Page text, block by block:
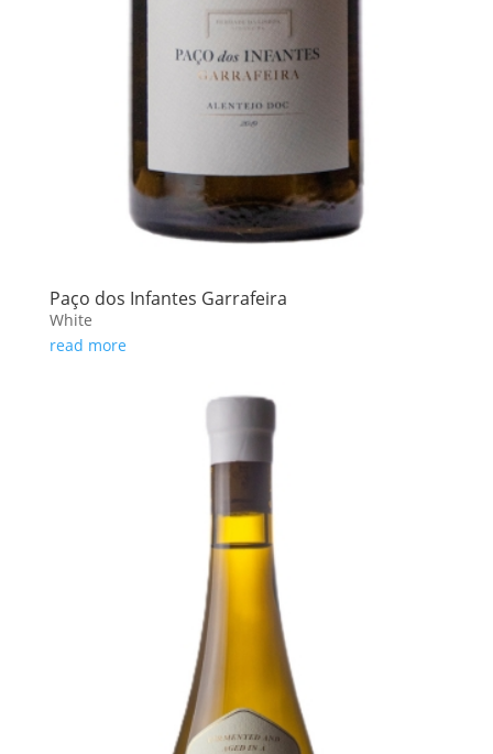
Paço dos Infantes Garrafeira
White
read more